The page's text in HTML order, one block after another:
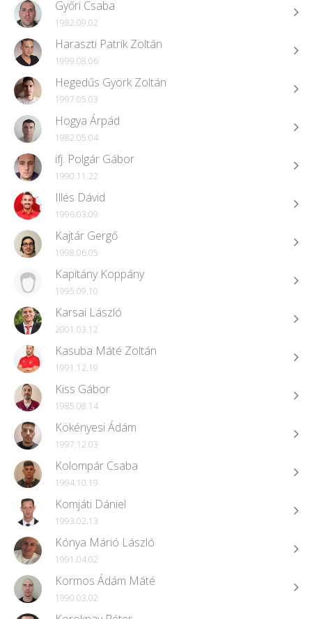
Győri Csaba
1982.09.02
Haraszti Patrik Zoltán
1999.08.06
Hegedűs Györk Zoltán
1997.05.03
Hogya Árpád
1982.05.04
ifj. Polgár Gábor
1990.11.22
Illés Dávid
1996.03.09
Kajtár Gergő
1998.06.05
Kapitány Koppány
1995.09.10
Karsai László
2001.03.12
Kasuba Máté Zoltán
1991.12.19
Kiss Gábor
1985.08.14
Kökényesi Ádám
1997.12.03
Kolompár Csaba
1994.10.19
Komjáti Dániel
1993.02.13
Kónya Márió László
1991.04.02
Kormos Ádám Máté
1990.03.02